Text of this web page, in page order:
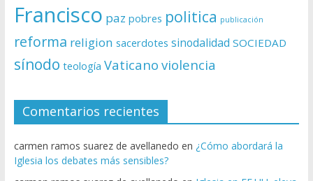
Francisco paz pobres politica publicación
reforma religion sacerdotes sinodalidad SOCIEDAD
sínodo teología Vaticano violencia
Comentarios recientes
carmen ramos suarez de avellanedo en ¿Cómo abordará la
Iglesia los debates más sensibles?